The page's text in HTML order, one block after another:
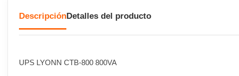
DescripciónDetalles del producto
UPS LYONN CTB-800 800VA